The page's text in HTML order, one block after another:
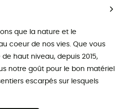
que la nature et le
coeur de nos vies. Que vous
haut niveau, depuis 2015,
notre goût pour le bon matériel
escarpés sur lesquels